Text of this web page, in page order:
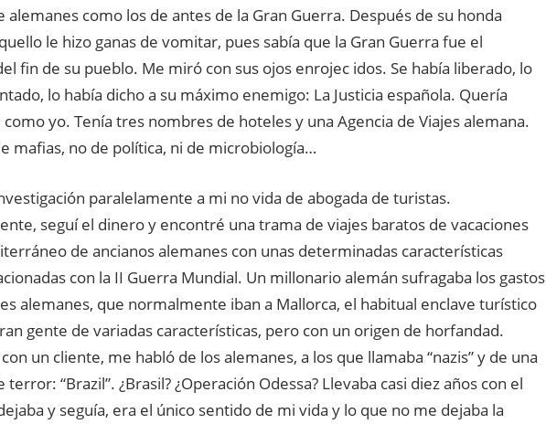
alemanes como los de antes de la Gran Guerra. Después de su honda
le hizo ganas de vomitar, pues sabía que la Gran Guerra fue el
fin de su pueblo. Me miró con sus ojos enrojec idos. Se había liberado, lo
lo había dicho a su máximo enemigo: La Justicia española. Quería
como yo. Tenía tres nombres de hoteles y una Agencia de Viajes alemana.
mafias, no de política, ni de microbiología…
paralelamente a mi no vida de abogada de turistas.
seguí el dinero y encontré una trama de viajes baratos de vacaciones
de ancianos alemanes con unas determinadas características
con la II Guerra Mundial. Un millonario alemán sufragaba los gastos
alemanes, que normalmente iban a Mallorca, el habitual enclave turístico
gente de variadas características, pero con un origen de horfandad.
un cliente, me habló de los alemanes, a los que llamaba “nazis” y de una
terror: “Brazil”. ¿Brasil? ¿Operación Odessa? Llevaba casi diez años con el
y seguía, era el único sentido de mi vida y lo que no me dejaba la